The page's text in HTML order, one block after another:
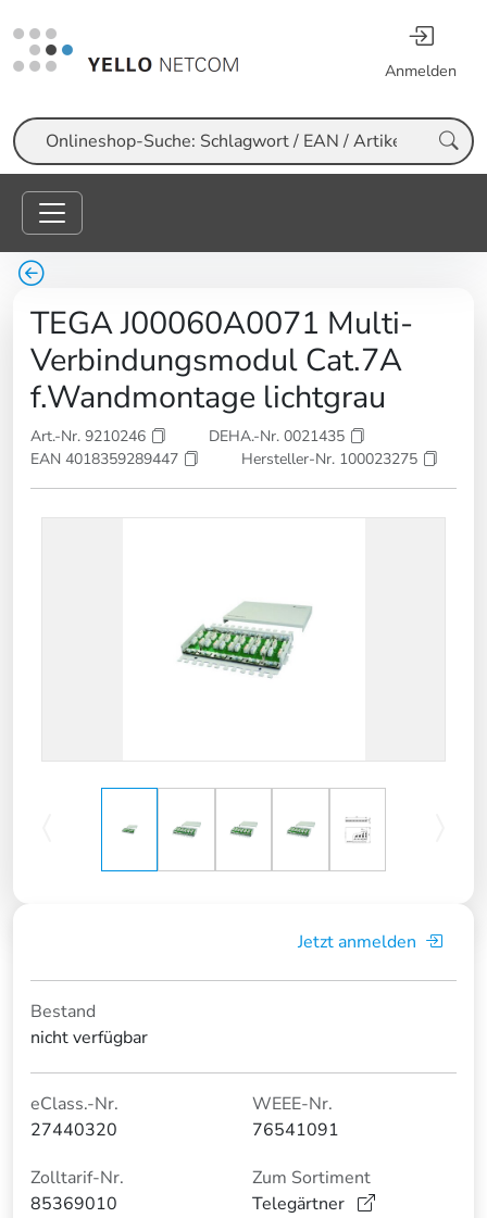
Anmelden
Suche
TEGA J00060A0071 Multi-
Verbindungsmodul Cat.7A
f.Wandmontage lichtgrau
Art.-Nr. 9210246
DEHA.-Nr. 0021435
EAN 4018359289447
Hersteller-Nr. 100023275
Jetzt anmelden
Bestand
nicht verfügbar
eClass.-Nr.
27440320
WEEE-Nr.
76541091
Zolltarif-Nr.
85369010
Zum Sortiment
Telegärtner